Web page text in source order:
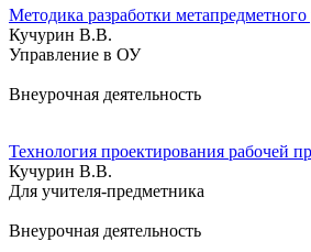
Методика разработки метапредметного
Кучурин В.В.
Управление в ОУ
Внеурочная деятельность
Технология проектирования рабочей
Кучурин В.В.
Для учителя-предметника
Внеурочная деятельность